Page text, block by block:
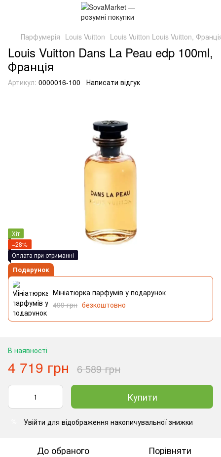
Парфумерія Louis Vuitton Louis Vuitton Louis Vuitton,
Louis Vuitton Dans La Peau edp 100ml,
Франція
Артикул: 0000016-100 Написати відгук
Хіт
−28%
Оплата при отриманні
Подарунок
Мініатюрка парфумів у подарунок
499 грн безкоштовно
В наявності
4 719 грн 6 589 грн
Купити
Увійти для відображення накопичувальної знижки
До обраного Порівняти